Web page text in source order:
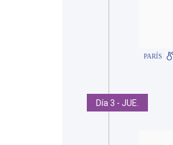
PARÍS
Día 3 - JUE.